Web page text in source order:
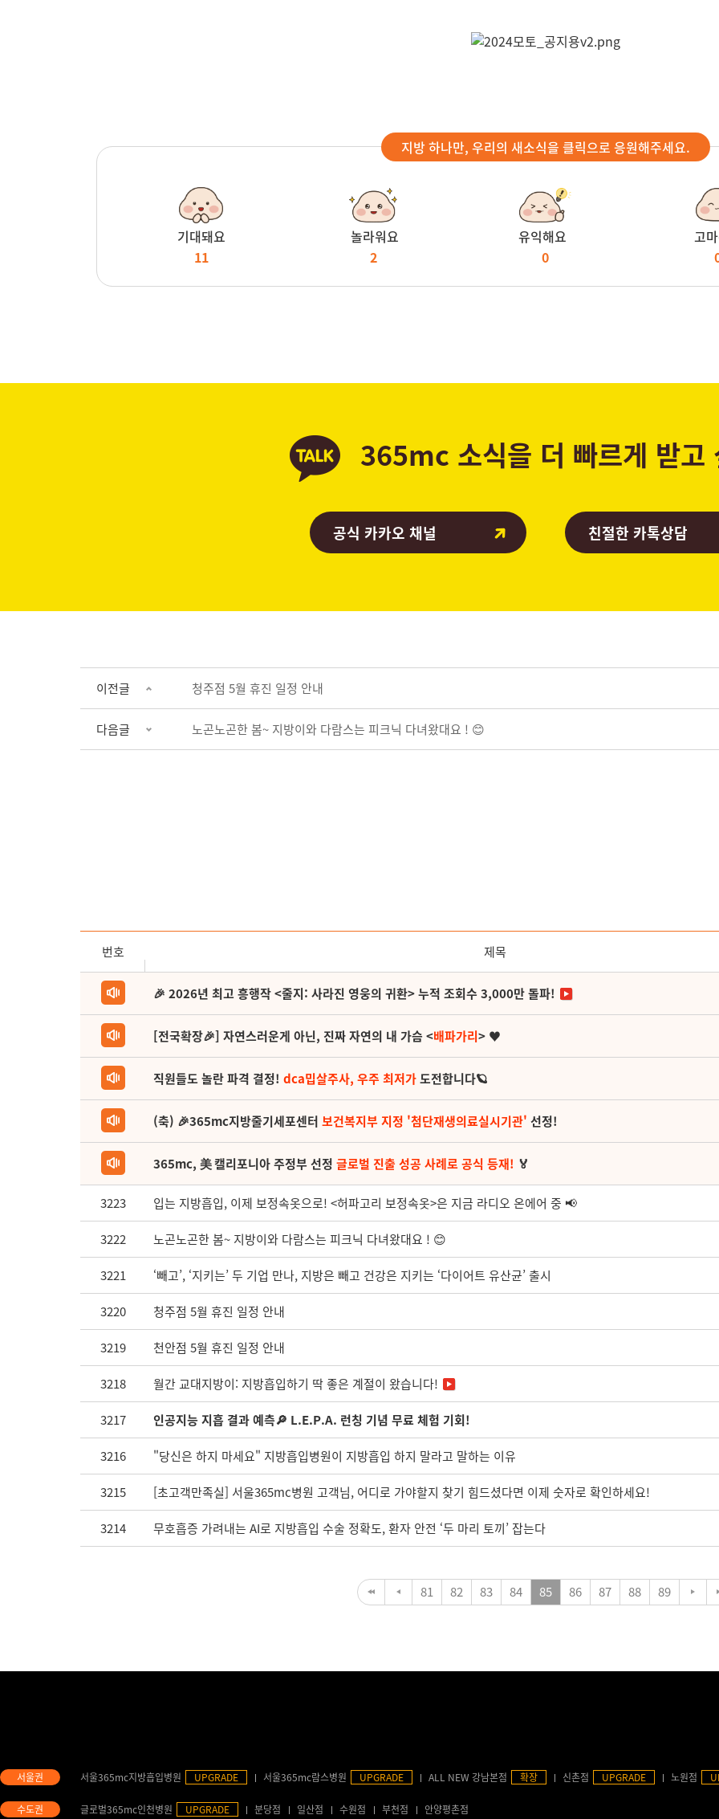
지방 하나만, 우리의 새소식을 클릭으로 응원해주세요.
기대돼요
11
놀라워요
2
유익해요
0
고
365mc 소식을 더 빠르게 받고
공식 카카오 채널 친절한 카톡상담
이전글 청주점 5월 휴진 일정 안내
다음글 노곤노곤한 봄~ 지방이와 다람스는 피크닉 다녀왔대요 ! 😊
번호 제목
🎉 2026년 최고 흥행작 <줄지: 사라진 영웅의 귀환> 누적 조회수 3,000만 돌파!
[전국확장🎉] 자연스러운게 아닌, 진짜 자연의 내 가슴 <배파가리> ♥
직원들도 놀란 파격 결정! dca밉살주사, 우주 최저가도전합니다🪐
(축) 🎉365mc지방줄기세포센터 보건복지부 지정 '첨단재생의료실시기관' 선정!
365mc, 美 캘리포니아 주정부 선정 글로벌 진출 성공 사례로 공식 등재! 🏅
3223 입는 지방흡입, 이제 보정속옷으로! <허파고리 보정속옷>은 지금 라디오 온에어 중 📢
3222 노곤노곤한 봄~ 지방이와 다람스는 피크닉 다녀왔대요 ! 😊
3221 ‘빼고’, ‘지키는’ 두 기업 만나, 지방은 빼고 건강은 지키는 ‘다이어트 유산균’ 출시
3220 청주점 5월 휴진 일정 안내
3219 천안점 5월 휴진 일정 안내
3218 월간 교대지방이: 지방흡입하기 딱 좋은 계절이 왔습니다!
3217 인공지능 지흡 결과 예측🔎 L.E.P.A. 런칭 기념 무료 체험 기회!
3216 "당신은 하지 마세요" 지방흡입병원이 지방흡입 하지 말라고 말하는 이유
3215 [초고객만족실] 서울365mc병원 고객님, 어디로 가야할지 찾기 힘드셨다면 이제 숫자로 확인하세요!
3214 무호흡증 가려내는 AI로 지방흡입 수술 정확도, 환자 안전 ‘두 마리 토끼’ 잡는다
81 82 83 84 85 86 87 88 89
서울365mc지방흡입병원 UPGRADE 서울365mc람스병원 UPGRADE ALL NEW 강남본점 확장 신촌점 UPGRADE 노원점
글로벌365mc인천병원 UPGRADE 분당점 일산점 수원점 부천점 안양평촌점